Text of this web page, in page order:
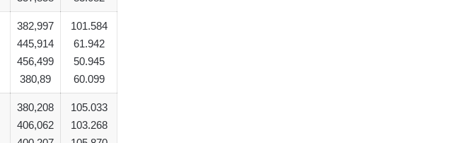
382,997
445,914
456,499
380,89
101.584
61.942
50.945
60.099
380,208
406,062
105.033
103.268